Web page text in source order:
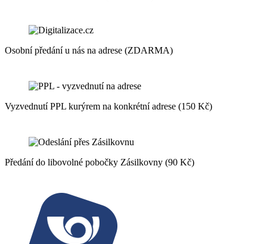
Osobní předání u nás na adrese (ZDARMA)
Vyzvednutí PPL kurýrem na konkrétní adrese (150 Kč)
Předání do libovolné pobočky Zásilkovny (90 Kč)